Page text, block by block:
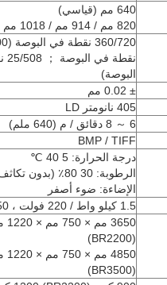
640 مم (قياسي)
820 مم / 914 مم / 1018 مم (اختياري)
360/
البوصة)
± 0.02 مم
405 نانومتر LD
6 ～ 8 دقائق / م (640 ملم)
BMP / TIFF
درجة الحرارة: 5 40 ℃
الرطوبة: 30 80٪ (بدون تكاثف)
الإضاءة: ضوء أصفر
1.5 كيلو واط / 220 فولت ، 50 هرتز
(BR2200)
(BR3500)